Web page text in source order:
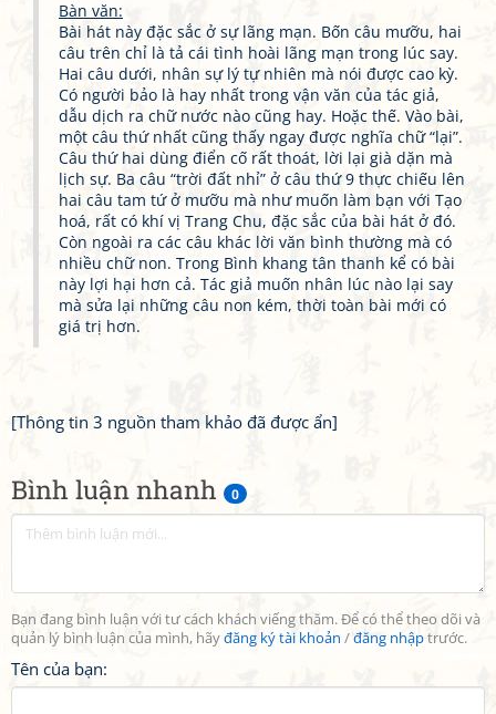
Bình luận nhanh 0
Bạn đang bình luận với tư cách khách viếng thăm. Để có thể theo dõi và
quản lý bình luận của mình, hãyđăng ký tài khoản /đăng nhậptrước.
Tên của bạn:
Bàn văn:
Bài hát này đặc sắc ở sự lãng mạn. Bốn câu mưỡu, hai
câu trên chỉ là tả cái tình hoài lãng mạn trong lúc say.
Hai câu dưới, nhân sự lý tự nhiên mà nói được cao kỳ.
Có người bảo là hay nhất trong vận văn của tác giả,
dẫu dịch ra chữ nước nào cũng hay. Hoặc thế. Vào bài,
một câu thứ nhất cũng thấy ngay được nghĩa chữ “lại”.
Câu thứ hai dùng điển cố rất thoát, lời lại già dặn mà
lịch sự. Ba câu “trời đất nhỉ” ở câu thứ 9 thực chiếu lên
hai câu tam tứ ở mưỡu mà như muốn làm bạn với Tạo
hoá, rất có khí vị Trang Chu, đặc sắc của bài hát ở đó.
Còn ngoài ra các câu khác lời văn bình thường mà có
nhiều chữ non. Trong Bình khang tân thanh kể có bài
này lợi hại hơn cả. Tác giả muốn nhân lúc nào lại say
mà sửa lại những câu non kém, thời toàn bài mới có
giá trị hơn.
[Thông tin 3 nguồn tham khảo đã được ẩn]